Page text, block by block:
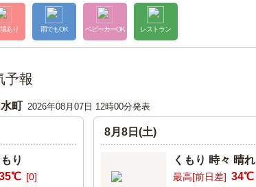
あり 雨でもOK ベビーカーOK レストラン
予報
町 2026年08月07日 12時00分発表
り
[0]
8月8日(土)
くもり 時々 晴れ
最高[前日差] 34℃